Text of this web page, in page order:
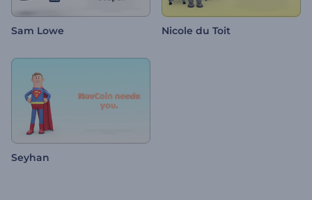
Sam Lowe Nicole du Toit
Seyhan